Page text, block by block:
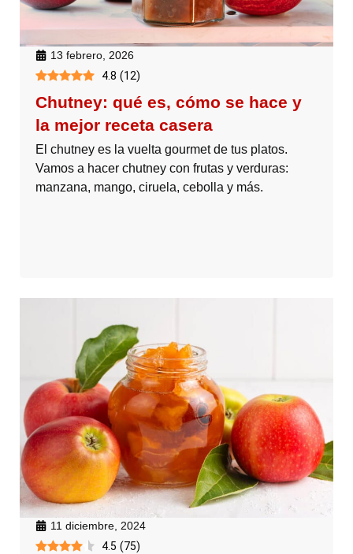
13 febrero, 2026
4.8 (12)
Chutney: qué es, cómo se hace y
la mejor receta casera
El chutney es la vuelta gourmet de tus platos.
Vamos a hacer chutney con frutas y verduras:
manzana, mango, ciruela, cebolla y más.
11 diciembre, 2024
4.5 (75)